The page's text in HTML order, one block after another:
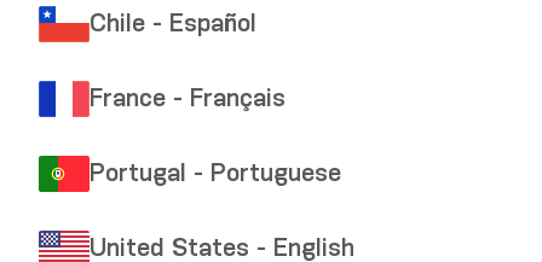
Chile - Español
France - Français
Portugal - Portuguese
United States - English